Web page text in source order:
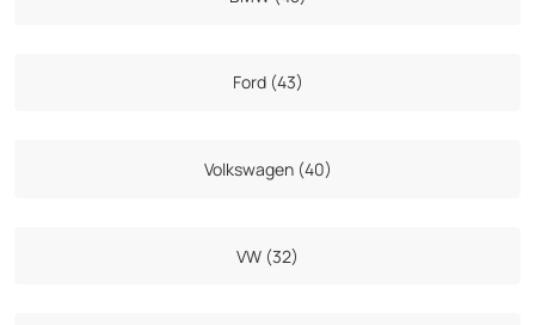
Ford (43)
Volkswagen (40)
VW (32)